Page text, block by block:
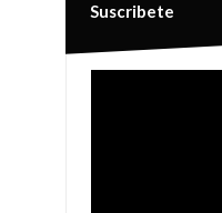
Suscribete